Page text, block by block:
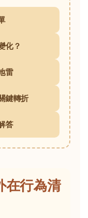
化？
雷
鍵轉折
答
在行為清